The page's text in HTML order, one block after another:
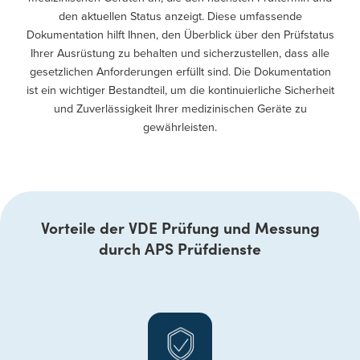
den aktuellen Status anzeigt. Diese umfassende
Dokumentation hilft Ihnen, den Überblick über den Prüfstatus
Ihrer Ausrüstung zu behalten und sicherzustellen, dass alle
gesetzlichen Anforderungen erfüllt sind. Die Dokumentation
ist ein wichtiger Bestandteil, um die kontinuierliche Sicherheit
und Zuverlässigkeit Ihrer medizinischen Geräte zu
gewährleisten.
Vorteile der VDE Prüfung und Messung
durch APS Prüfdienste